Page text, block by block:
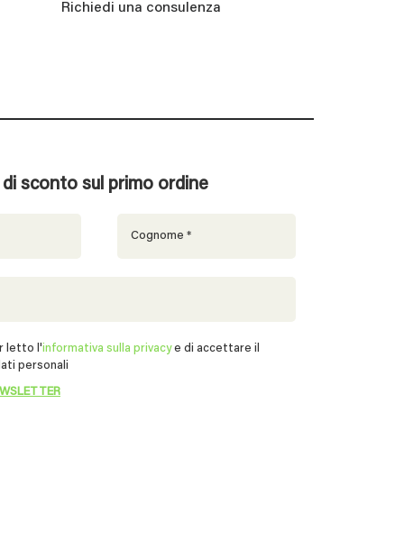
Richiedi una consulenza
di sconto sul primo ordine
letto l'informativa sulla privacye di accettare il
personali